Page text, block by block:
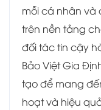
mỗi cá nhân và
trên nền tảng
đối tác tin cậy
Bảo Việt Gia
tạo để mang
hoạt và hiệu